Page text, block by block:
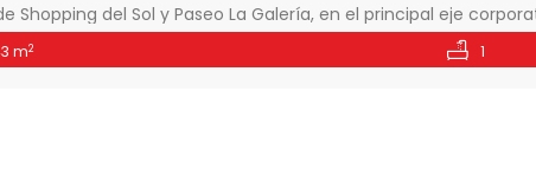
Shopping del Sol y Paseo La Galería, en el principal eje
* Oficina corporativa * Cafetería o local comercial
aproximada del 6% […]
m2 1